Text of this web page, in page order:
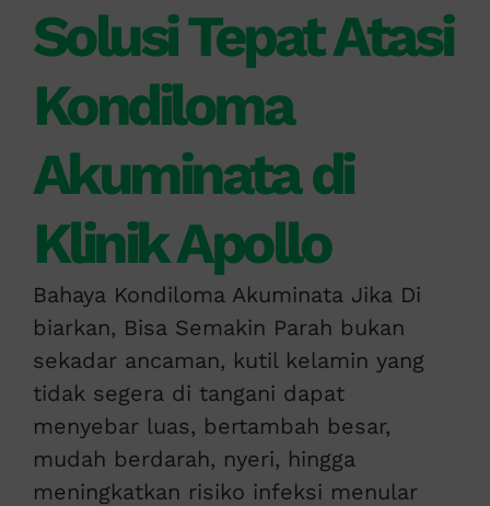
Solusi Tepat Atasi
Kondiloma
Akuminata di
Klinik Apollo
Bahaya Kondiloma Akuminata Jika Di
biarkan, Bisa Semakin Parah bukan
sekadar ancaman, kutil kelamin yang
tidak segera di tangani dapat
menyebar luas, bertambah besar,
mudah berdarah, nyeri, hingga
meningkatkan risiko infeksi menular